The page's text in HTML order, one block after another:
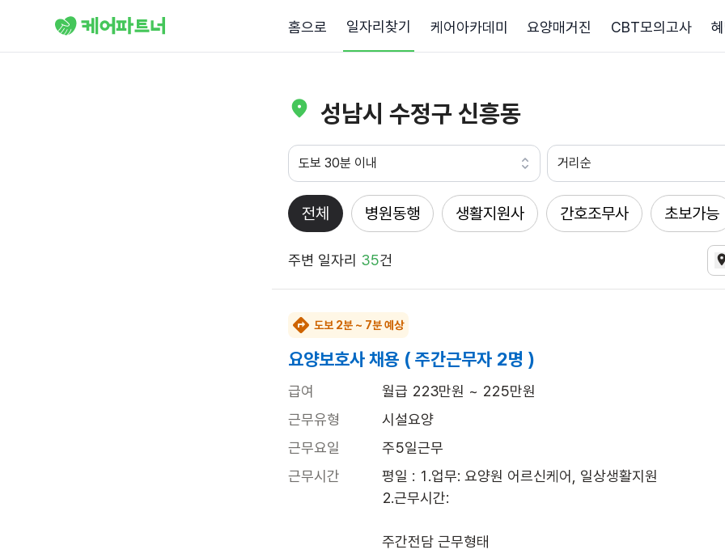
홈으로 일자리찾기 케어아카데미 요양매거진 CBT모의고사
성남시 수정구 신흥동
도보 30분 이내 거리순
전체 병원동행 생활지원사 간호조무사 초보가능
주변 일자리 35건
도보 2분 ~ 7분 예상
요양보호사 채용 ( 주간근무자 2명 )
급여
월급 223만원 ~ 225만원
근무유형
시설요양
근무요일
주5일근무
근무시간
평일 : 1.업무: 요양원 어르신케어, 일상생활지원
2.근무시간:
주간전담 근무형태